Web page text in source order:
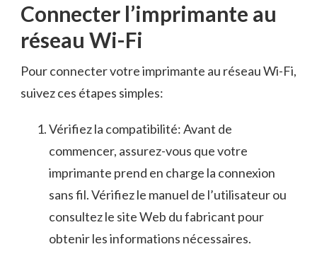
Connecter l’imprimante au
réseau Wi-Fi
Pour‍ connecter votre​ imprimante au réseau Wi-Fi,⁢
suivez ces étapes⁢ simples:
Vérifiez la compatibilité: Avant de
commencer, assurez-vous ‌que ​votre
imprimante prend en charge la connexion
sans fil. Vérifiez le manuel de l’utilisateur ou ​
consultez ⁤le site⁢ Web du fabricant pour
obtenir les informations nécessaires.